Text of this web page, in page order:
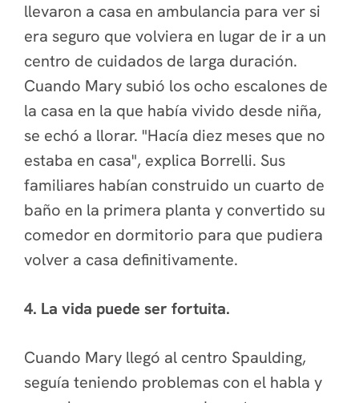
llevaron a casa en ambulancia para ver si
era seguro que volviera en lugar de ir a un
centro de cuidados de larga duración.
Cuando Mary subió los ocho escalones de
la casa en la que había vivido desde niña,
se echó a llorar. "Hacía diez meses que no
estaba en casa", explica Borrelli. Sus
familiares habían construido un cuarto de
baño en la primera planta y convertido su
comedor en dormitorio para que pudiera
volver a casa definitivamente.
4. La vida puede ser fortuita.
Cuando Mary llegó al centro Spaulding,
seguía teniendo problemas con el habla y